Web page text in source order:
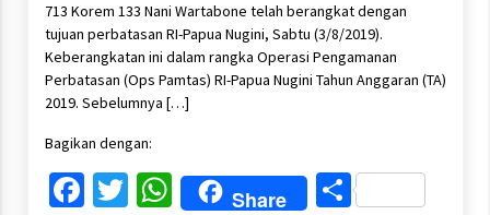
713 Korem 133 Nani Wartabone telah berangkat dengan
tujuan perbatasan RI-Papua Nugini, Sabtu (3/8/2019).
Keberangkatan ini dalam rangka Operasi Pengamanan
Perbatasan (Ops Pamtas) RI-Papua Nugini Tahun Anggaran (TA)
2019. Sebelumnya […]
Bagikan dengan:
Facebook
Twitter
WhatsApp
Share Share